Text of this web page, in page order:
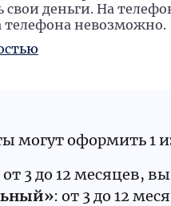
свои деньги. На
телефона невозможно.
могут оформить 1
от 3 до 12 месяцев,
: от 3 до 12